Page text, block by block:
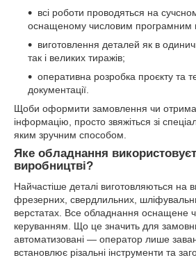
всі роботи проводяться на
оснащеному числовим програмним
виготовлення деталей як в
так і великих тиражів;
оперативна розробка проєкту та
документації.
Щоби оформити замовлення чи
інформацію, просто звяжіться зі
яким зручним способом.
Яке обладнання
виробництві?
Найчастіше деталі виготовляються на
фрезерних, свердлильних,
верстатах. Все обладнання оснащене
керуванням. Що це значить для
автоматизовані — оператор лише
встановлює різальні інструменти та